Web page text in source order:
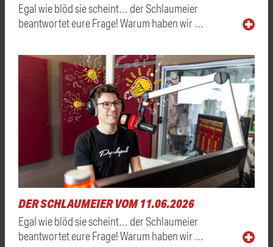
Egal wie blöd sie scheint… der Schlaumeier
beantwortet eure Frage! Warum haben wir …
DER SCHLAUMEIER VOM 11.06.2026
Egal wie blöd sie scheint… der Schlaumeier
beantwortet eure Frage! Warum haben wir …